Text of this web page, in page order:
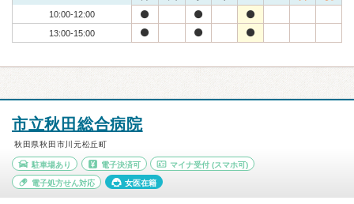
10:00-12:00
13:00-15:00
市立秋田総合病院
秋田県秋田市川元松丘町
駐車場あり 電子決済可 マイナ受付 (スマホ可)
電子処方せん対応 女医在籍